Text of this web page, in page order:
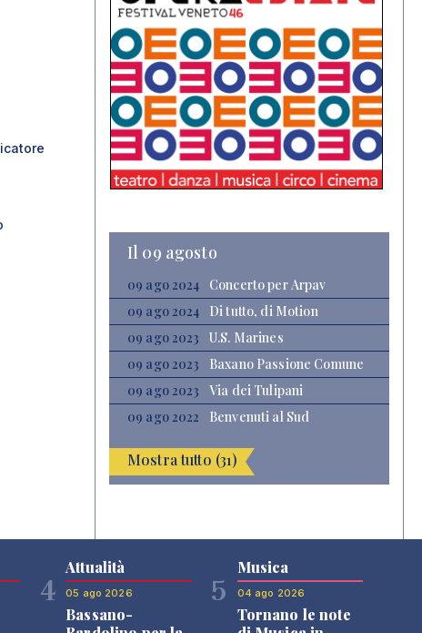
Il 09 agosto
09 ago 2024
Concerto per Arpav
09 ago 2024
Di tutto, di Motion
09 ago 2023
U.S. Marines
09 ago 2023
Baxano Passione Comune
09 ago 2023
Via dei Tulipani
09 ago 2022
Benvenuti al Sud
Mostra tutto (31)
4
Attualità
05 ago 2026
Bassano-
5
Musica
04 ago 2026
Tornano le note